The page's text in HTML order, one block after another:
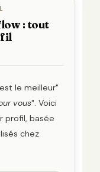
: tout
le meilleur"
vous". Voici
profil, basée
chez